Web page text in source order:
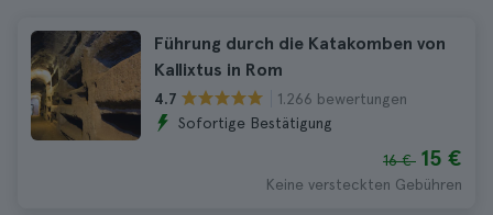
Führung durch die Katakomben von
Kallixtus in Rom
4.7
1.266 bewertungen
Sofortige Bestätigung
16 € 15 €
Keine versteckten Gebühren